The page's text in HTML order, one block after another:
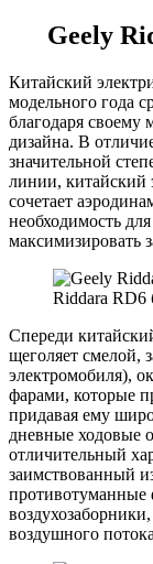
Geely
Китайский
модельного года
благодаря своему
дизайна. В
значительной
линии, китайский
сочетает
необходимость
максимизировать
Riddara RD6
Спереди
щеголяет смелой,
электромобиля),
фарами, которые
придавая ему
дневные ходовые
отличительный
заимствованный
противотуманные
воздушного